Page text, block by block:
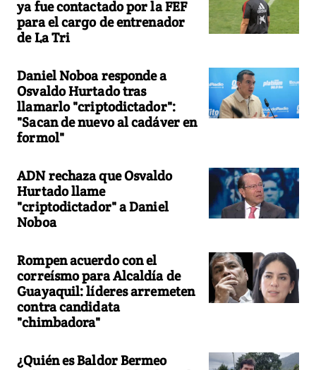
ya fue contactado por la FEF
para el cargo de entrenador
de La Tri
Daniel Noboa responde a
Osvaldo Hurtado tras
llamarlo "criptodictador":
"Sacan de nuevo al cadáver en
formol"
ADN rechaza que Osvaldo
Hurtado llame
"criptodictador" a Daniel
Noboa
Rompen acuerdo con el
correísmo para Alcaldía de
Guayaquil: líderes arremeten
contra candidata
"chimbadora"
¿Quién es Baldor Bermeo